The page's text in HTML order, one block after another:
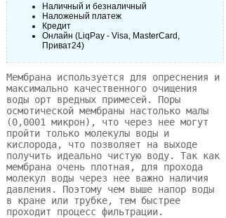
Наличный и безналичный
Наложеный платеж
Кредит
Онлайн (LiqPay - Visa, MasterCard,
Приват24)
Мембрана используется для опреснения и
максимально качественного очищения
воды орт вредных примесей. Поры
осмотической мембраны настолько малы
(0,0001 микрон), что через нее могут
пройти только молекулы воды и
кислорода, что позволяет на выходе
получить идеально чистую воду. Так как
мембрана очень плотная, для прохода
молекул воды через нее важно наличия
давления. Поэтому чем выше напор воды
в кране или трубке, тем быстрее
проходит процесс фильтрации.